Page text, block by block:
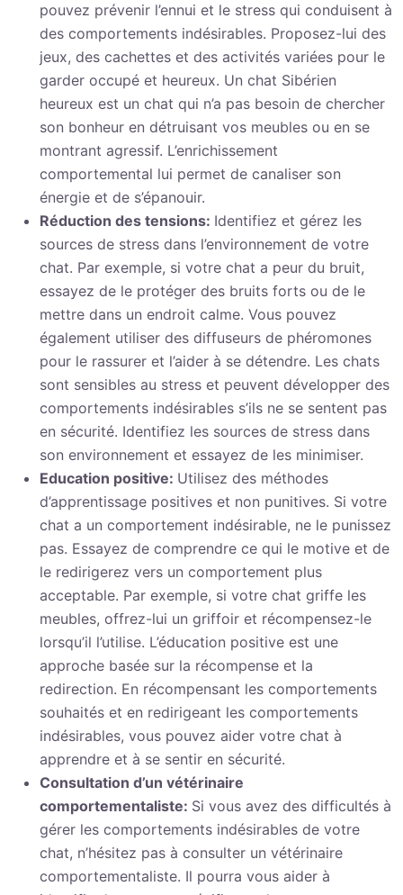
pouvez prévenir l’ennui et le stress qui conduisent à
des comportements indésirables. Proposez-lui des
jeux, des cachettes et des activités variées pour le
garder occupé et heureux. Un chat Sibérien
heureux est un chat qui n’a pas besoin de chercher
son bonheur en détruisant vos meubles ou en se
montrant agressif. L’enrichissement
comportemental lui permet de canaliser son
énergie et de s’épanouir.
Réduction des tensions: Identifiez et gérez les
sources de stress dans l’environnement de votre
chat. Par exemple, si votre chat a peur du bruit,
essayez de le protéger des bruits forts ou de le
mettre dans un endroit calme. Vous pouvez
également utiliser des diffuseurs de phéromones
pour le rassurer et l’aider à se détendre. Les chats
sont sensibles au stress et peuvent développer des
comportements indésirables s’ils ne se sentent pas
en sécurité. Identifiez les sources de stress dans
son environnement et essayez de les minimiser.
Education positive: Utilisez des méthodes
d’apprentissage positives et non punitives. Si votre
chat a un comportement indésirable, ne le punissez
pas. Essayez de comprendre ce qui le motive et de
le redirigerez vers un comportement plus
acceptable. Par exemple, si votre chat griffe les
meubles, offrez-lui un griffoir et récompensez-le
lorsqu’il l’utilise. L’éducation positive est une
approche basée sur la récompense et la
redirection. En récompensant les comportements
souhaités et en redirigeant les comportements
indésirables, vous pouvez aider votre chat à
apprendre et à se sentir en sécurité.
Consultation d’un vétérinaire
comportementaliste: Si vous avez des difficultés à
gérer les comportements indésirables de votre
chat, n’hésitez pas à consulter un vétérinaire
comportementaliste. Il pourra vous aider à